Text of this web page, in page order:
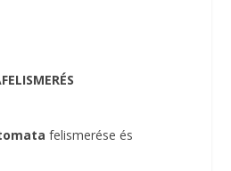
felismerése és